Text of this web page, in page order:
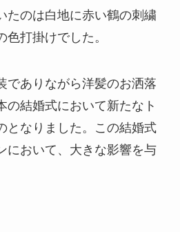
たのは白地に赤い鶴の刺繍
打掛けでした。
でありながら洋髪のお洒落
の結婚式において新たなト
となりました。この結婚式
において、大きな影響を与